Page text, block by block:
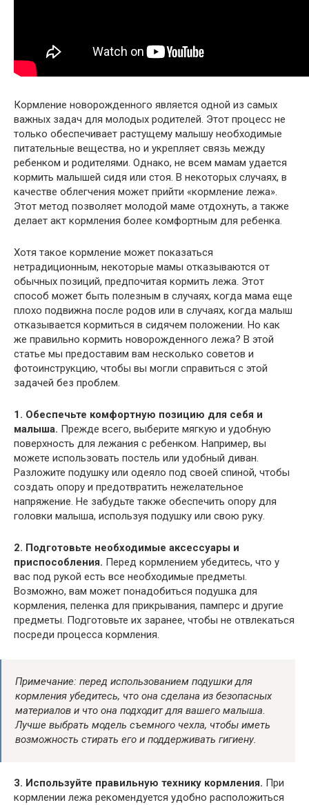
Кормление новорожденного является одной из самых
важных задач для молодых родителей. Этот процесс не
только обеспечивает растущему малышу необходимые
питательные вещества, но и укрепляет связь между
ребенком и родителями. Однако, не всем мамам удается
кормить малышей сидя или стоя. В некоторых случаях, в
качестве облегчения может прийти «кормление лежа».
Этот метод позволяет молодой маме отдохнуть, а также
делает акт кормления более комфортным для ребенка.
Хотя такое кормление может показаться
нетрадиционным, некоторые мамы отказываются от
обычных позиций, предпочитая кормить лежа. Этот
способ может быть полезным в случаях, когда мама еще
плохо подвижна после родов или в случаях, когда малыш
отказывается кормиться в сидячем положении. Но как
же правильно кормить новорожденного лежа? В этой
статье мы предоставим вам несколько советов и
фотоинструкцию, чтобы вы могли справиться с этой
задачей без проблем.
1. Обеспечьте комфортную позицию для себя и
малыша. Прежде всего, выберите мягкую и удобную
поверхность для лежания с ребенком. Например, вы
можете использовать постель или удобный диван.
Разложите подушку или одеяло под своей спиной, чтобы
создать опору и предотвратить нежелательное
напряжение. Не забудьте также обеспечить опору для
головки малыша, используя подушку или свою руку.
2. Подготовьте необходимые аксессуары и
приспособления. Перед кормлением убедитесь, что у
вас под рукой есть все необходимые предметы.
Возможно, вам может понадобиться подушка для
кормления, пеленка для прикрывания, памперс и другие
предметы. Подготовьте их заранее, чтобы не отвлекаться
посреди процесса кормления.
Примечание: перед использованием подушки для
кормления убедитесь, что она сделана из безопасных
материалов и что она подходит для вашего малыша.
Лучше выбрать модель съемного чехла, чтобы иметь
возможность стирать его и поддерживать гигиену.
3. Используйте правильную технику кормления. При
кормлении лежа рекомендуется удобно расположиться